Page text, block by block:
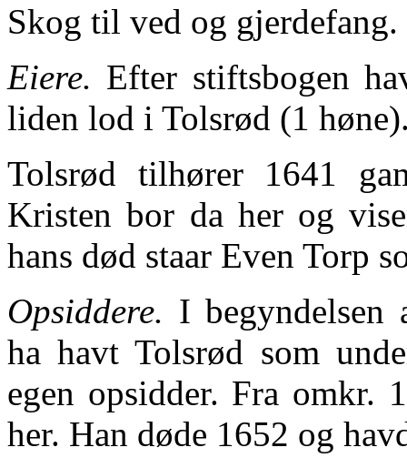
Skog til ved og gjerdefang.
Eiere. Efter stiftsbogen
liden lod i Tolsrød (1
Tolsrød tilhører 1641
Kristen bor da her og
hans død staar Even Torp
Opsiddere. I begyndelsen
ha havt Tolsrød som
egen opsidder. Fra omkr.
her. Han døde 1652 og